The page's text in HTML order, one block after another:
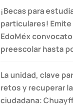
¡Becas para
particulares!
EdoMéx
preescolar hasta
La unidad, clave
retos y recuperar
ciudadana: